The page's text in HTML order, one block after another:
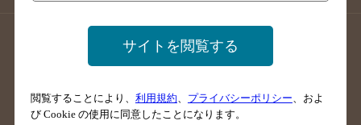
店舗登録方法のご案内
店舗情報更新方法のご案内
掲載店舗様ログイン
サイトを閲覧する
閲覧することにより、 利用規約 プライバシーポリシー 、およ
び Cookie の使用に同意したことになります。